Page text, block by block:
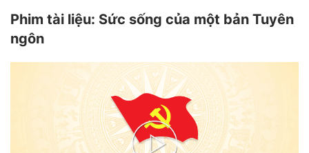
Phim tài liệu: Sức sống của một bản Tuyên
ngôn